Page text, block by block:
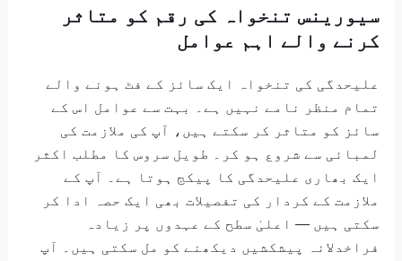
سیورینس تنخواہ کی رقم کو متاثر
کرنے والے اہم عوامل
علیحدگی کی تنخواہ ایک سائز کے فٹ ہونے والے
تمام منظر نامے نہیں ہے۔ بہت سے عوامل اس کے
سائز کو متاثر کر سکتے ہیں، آپ کی ملازمت کی
لمبائی سے شروع ہو کر۔ طویل سروس کا مطلب اکثر
ایک بھاری علیحدگی کا پیکج ہوتا ہے۔ آپ کے
ملازمت کے کردار کی تفصیلات بھی ایک حصہ ادا کر
سکتی ہیں — اعلیٰ سطح کے عہدوں پر زیادہ
فراخدلانہ پیشکشیں دیکھنے کو مل سکتی ہیں۔ آپ